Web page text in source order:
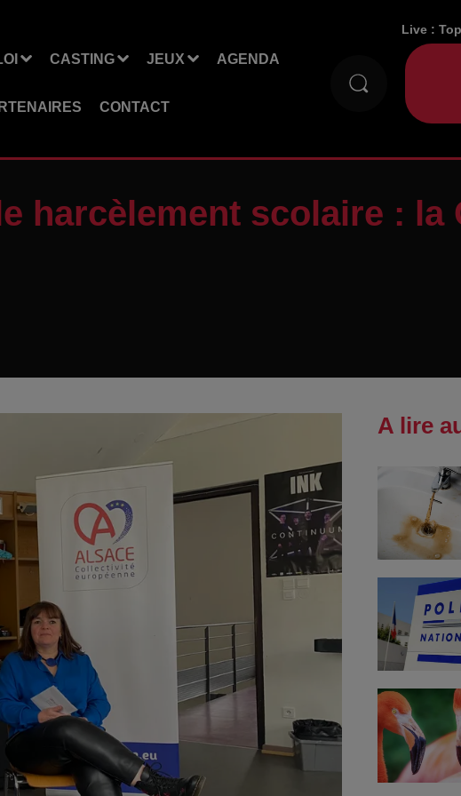
CASTING JEUX AGENDA
CONTACT
Live :
harcèlement scolaire : la
A lire